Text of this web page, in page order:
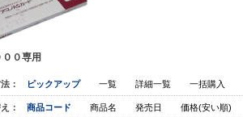
００専用
： ピックアップ 一覧 詳細一覧 一括購入
： 商品コード 商品名 発売日 価格(安い順)